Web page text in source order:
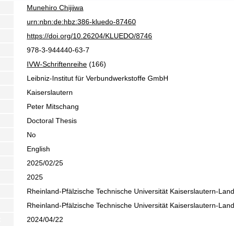
Munehiro Chijiiwa
urn:nbn:de:hbz:386-kluedo-87460
https://doi.org/10.26204/KLUEDO/8746
978-3-944440-63-7
IVW-Schriftenreihe (166)
Leibniz-Institut für Verbundwerkstoffe GmbH
Kaiserslautern
Peter Mitschang
Doctoral Thesis
No
English
2025/02/25
2025
Rheinland-Pfälzische Technische Universität Kaiserslautern-
Rheinland-Pfälzische Technische Universität Kaiserslautern-
2024/04/22